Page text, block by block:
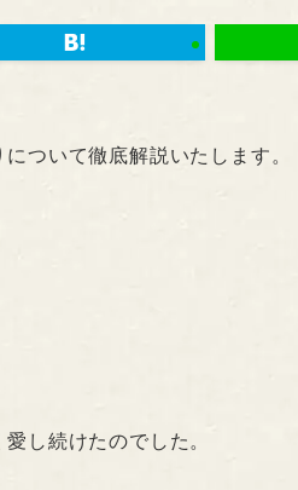
ついて徹底解説いたします。
し続けたのでした。